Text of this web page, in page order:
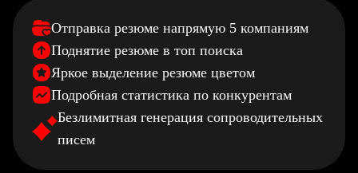
Отправка резюме напрямую 5 компаниям
Поднятие резюме в топ поиска
Яркое выделение резюме цветом
Подробная статистика по конкурентам
Безлимитная генерация сопроводительных
писем